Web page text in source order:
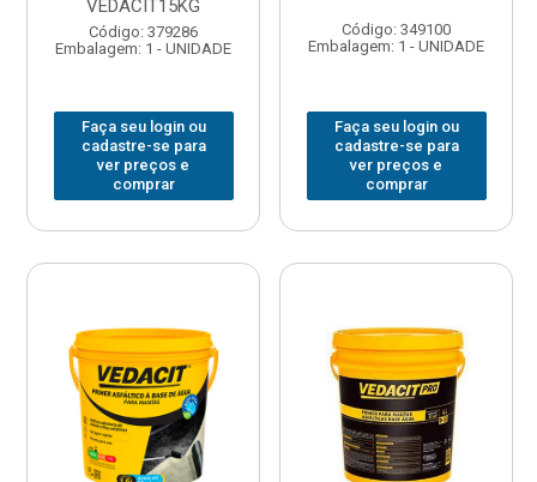
VEDACIT15KG
Código: 379286
Embalagem: 1 - UNIDADE
Faça seu login ou
cadastre-se para
ver preços e
comprar
Código: 349100
Embalagem: 1 - UNIDADE
Faça seu login ou
cadastre-se para
ver preços e
comprar